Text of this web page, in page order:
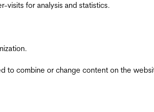
visits for analysis and statistics.
to combine or change content on the